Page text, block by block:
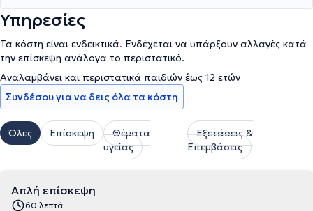
Υπηρεσίες
Τα κόστη είναι ενδεικτικά. Ενδέχεται να υπάρξουν αλλαγές κατά
την επίσκεψη ανάλογα το περιστατικό.
Αναλαμβάνει και περιστατικά παιδιών έως 12 ετών
Συνδέσου για να δεις όλα τα κόστη
Όλες Επίσκεψη
Θέματα
υγείας
Εξετάσεις &
Επεμβάσεις
Απλή επίσκεψη
60 λεπτά